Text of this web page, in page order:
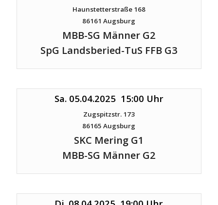
Haunstetterstraße 168
86161 Augsburg
MBB-SG Männer G2
SpG Landsberied-TuS FFB G3
Sa. 05.04.2025 15:00 Uhr
Zugspitzstr. 173
86165 Augsburg
SKC Mering G1
MBB-SG Männer G2